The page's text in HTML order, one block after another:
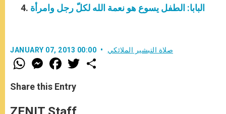
البابا: الطفل يسوع هو نعمة الله لكلّ رجل وامرأة
JANUARY 07, 2013 00:00 صلاة التبشير الملائكي
W
h
t
s
p
M
e
s
e
g
F
a
e
b
o
w
Share this Entry